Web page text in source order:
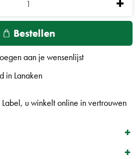
in Lanaken
u winkelt online in vertrouwen